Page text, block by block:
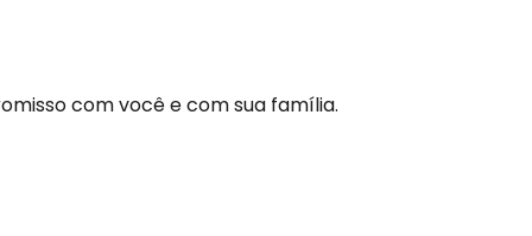
com você e com sua família.